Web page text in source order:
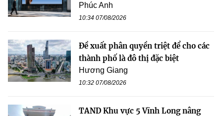
Phúc Anh
10:34 07/08/2026
Đề xuất phân quyền triệt để cho các
thành phố là đô thị đặc biệt
Hương Giang
10:32 07/08/2026
TAND Khu vực 5 Vĩnh Long nâng